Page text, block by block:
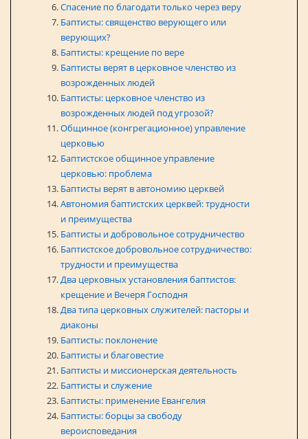
Спасение по благодати только через веру
Баптисты: священство верующего или
верующих?
Баптисты: крещение по вере
Баптисты верят в церковное членство из
возрожденных людей
Баптисты: церковное членство из
возрожденных людей под угрозой?
Общинное (конгрегационное) управление
церковью
Баптистское общинное управление
церковью: проблема
Баптисты верят в автономию церквей
Автономия баптистских церквей: трудности
и преимущества
Баптисты и добровольное сотрудничество
Баптистское добровольное сотрудничество:
трудности и преимущества
Два церковных установления баптистов:
крещение и Вечеря Господня
Два типа церковных служителей: пасторы и
диаконы
Баптисты: поклонение
Баптисты и благовестие
Баптисты и миссионерская деятельность
Баптисты и служение
Баптисты: применение Евангелия
Баптисты: борцы за свободу
вероисповедания